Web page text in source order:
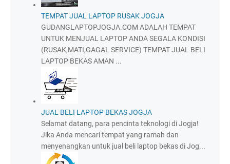
TEMPAT JUAL LAPTOP RUSAK JOGJA
GUDANGLAPTOPJOGJA.COM ADALAH TEMPAT
UNTUK MENJUAL LAPTOP ANDA SEGALA KONDISI
(RUSAK,MATI,GAGAL SERVICE) TEMPAT JUAL BELI
LAPTOP BEKAS AMAN ...
JUAL BELI LAPTOP BEKAS JOGJA
Selamat datang, para pencinta teknologi di Jogja!
Jika Anda mencari tempat yang ramah dan
menyenangkan untuk jual beli laptop bekas di Jog...